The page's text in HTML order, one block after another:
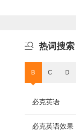
 热词搜索
B C D
必克英语
必克英语效果